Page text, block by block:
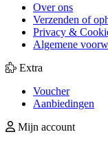
Over ons
Verzenden of
Privacy &
Algemene
Extra
Voucher
Aanbiedingen
Mijn account